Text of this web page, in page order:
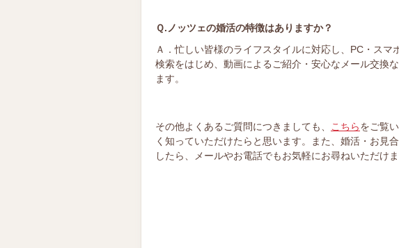
Ｑ.ノッツェの婚活の特徴はありますか？
Ａ．忙しい皆様のライフスタイルに対応し、PC・ス
検索をはじめ、動画によるご紹介・安心なメール交換
ます。
その他よくあるご質問につきましても、 こちらをご覧
く知っていただけたらと思います。また、婚活・お見
したら、メールやお電話でもお気軽にお尋ねいただけま